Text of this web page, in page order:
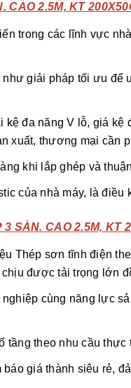
CAO 2.5M, KT
trong các lĩnh vực
giải pháp tối ưu
đa năng V lỗ, giá
xuất, thương mại cần
khi lắp ghép và
của nhà máy, là
SÀN. CAO 2.5M, KT
Thép sơn tĩnh điện
được tải trọng lớn
cùng năng lực
tầng theo nhu cầu
giá thành siêu rẻ,